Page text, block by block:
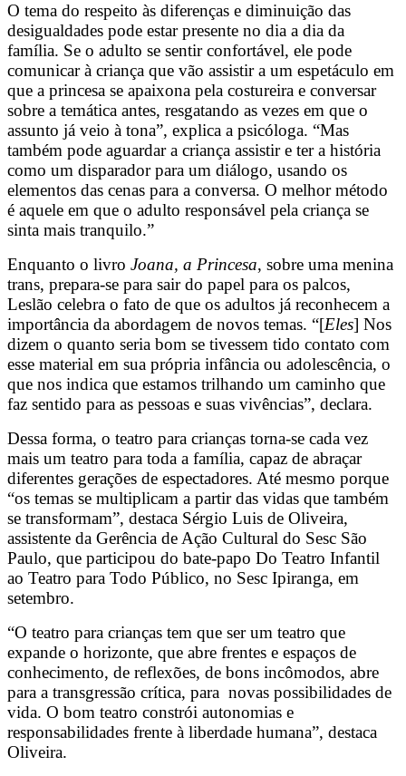
O tema do respeito às diferenças e diminuição das
desigualdades pode estar presente no dia a dia da
família. Se o adulto se sentir confortável, ele pode
comunicar à criança que vão assistir a um espetáculo em
que a princesa se apaixona pela costureira e conversar
sobre a temática antes, resgatando as vezes em que o
assunto já veio à tona”, explica a psicóloga. “Mas
também pode aguardar a criança assistir e ter a história
como um disparador para um diálogo, usando os
elementos das cenas para a conversa. O melhor método
é aquele em que o adulto responsável pela criança se
sinta mais tranquilo.”
Enquanto o livro Joana, a Princesa, sobre uma menina
trans, prepara-se para sair do papel para os palcos,
Leslão celebra o fato de que os adultos já reconhecem a
importância da abordagem de novos temas. “[Eles] Nos
dizem o quanto seria bom se tivessem tido contato com
esse material em sua própria infância ou adolescência, o
que nos indica que estamos trilhando um caminho que
faz sentido para as pessoas e suas vivências”, declara.
Dessa forma, o teatro para crianças torna-se cada vez
mais um teatro para toda a família, capaz de abraçar
diferentes gerações de espectadores. Até mesmo porque
“os temas se multiplicam a partir das vidas que também
se transformam”, destaca Sérgio Luis de Oliveira,
assistente da Gerência de Ação Cultural do Sesc São
Paulo, que participou do bate-papo Do Teatro Infantil
ao Teatro para Todo Público, no Sesc Ipiranga, em
setembro.
“O teatro para crianças tem que ser um teatro que
expande o horizonte, que abre frentes e espaços de
conhecimento, de reflexões, de bons incômodos, abre
para a transgressão crítica, para novas possibilidades de
vida. O bom teatro constrói autonomias e
responsabilidades frente à liberdade humana”, destaca
Oliveira.